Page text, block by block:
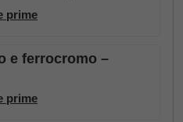
prime
e ferrocromo –
prime